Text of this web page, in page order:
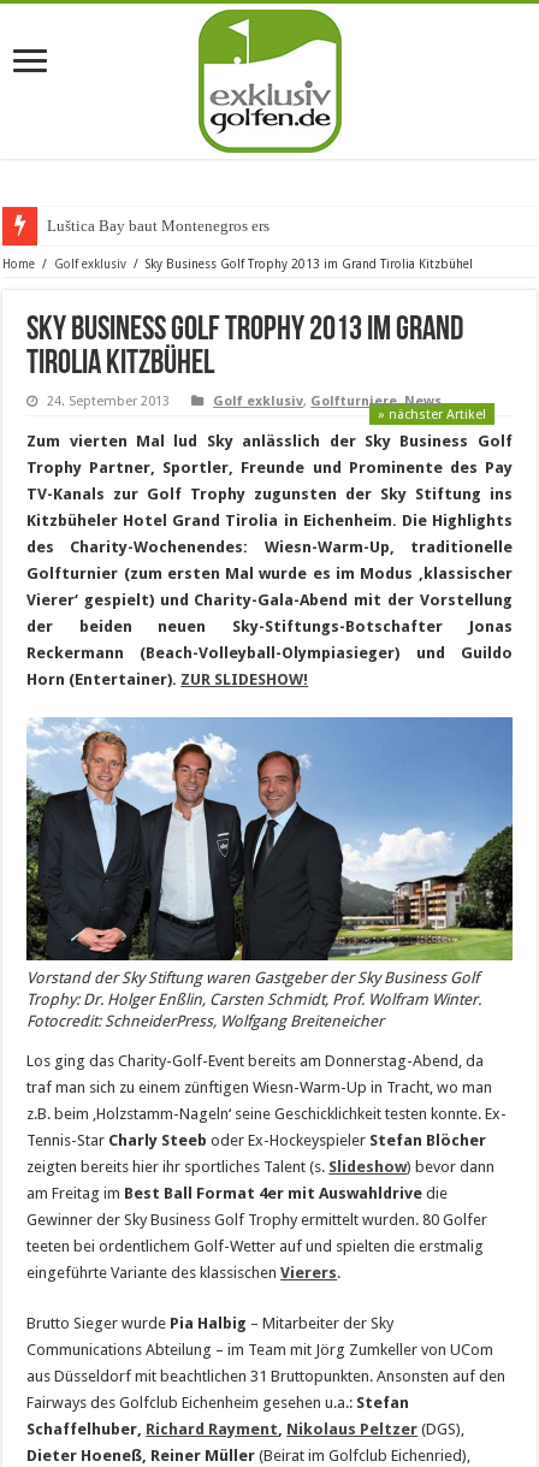
Luštica Bay baut Montenegros erste Golf-Com
Home / Golf exklusiv / Sky Business Golf Trophy 2013 im Grand Tirolia Kitzbühel
Sky Business Golf Trophy 2013 im Grand
Tirolia Kitzbühel
24. September 2013 Golf exklusiv, Golfturniere,News
» nächster Artikel
Zum vierten Mal lud Sky anlässlich der Sky Business Golf
Trophy Partner, Sportler, Freunde und Prominente des Pay
TV-Kanals zur Golf Trophy zugunsten der Sky Stiftung ins
Kitzbüheler Hotel Grand Tirolia in Eichenheim. Die Highlights
des Charity-Wochenendes: Wiesn-Warm-Up, traditionelle
Golfturnier (zum ersten Mal wurde es im Modus ‚klassischer
Vierer‘ gespielt) und Charity-Gala-Abend mit der Vorstellung
der beiden neuen Sky-Stiftungs-Botschafter Jonas
Reckermann (Beach-Volleyball-Olympiasieger) und Guildo
Horn (Entertainer). ZUR SLIDESHOW!
Vorstand der Sky Stiftung waren Gastgeber der Sky Business Golf
Trophy: Dr. Holger Enßlin, Carsten Schmidt, Prof. Wolfram Winter.
Fotocredit: SchneiderPress, Wolfgang Breiteneicher
Los ging das Charity-Golf-Event bereits am Donnerstag-Abend, da
traf man sich zu einem zünftigen Wiesn-Warm-Up in Tracht, wo man
z.B. beim ‚Holzstamm-Nageln‘ seine Geschicklichkeit testen konnte. Ex-
Tennis-Star Charly Steeb oder Ex-Hockeyspieler Stefan Blöcher
zeigten bereits hier ihr sportliches Talent (s. Slideshow) bevor dann
am Freitag im Best Ball Format 4er mit Auswahldrive die
Gewinner der Sky Business Golf Trophy ermittelt wurden. 80 Golfer
teeten bei ordentlichem Golf-Wetter auf und spielten die erstmalig
eingeführte Variante des klassischenVierers.
Brutto Sieger wurde Pia Halbig – Mitarbeiter der Sky
Communications Abteilung – im Team mit Jörg Zumkeller von UCom
aus Düsseldorf mit beachtlichen 31 Bruttopunkten. Ansonsten auf den
Fairways des Golfclub Eichenheim gesehen u.a.: Stefan
Schaffelhuber, Richard Rayment, Nikolaus Peltzer (DGS),
Dieter Hoeneß, Reiner Müller (Beirat im Golfclub Eichenried),